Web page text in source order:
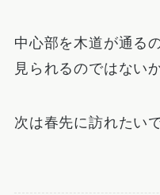
中心部を木道が通る
見られるのではない
次は春先に訪れたいで